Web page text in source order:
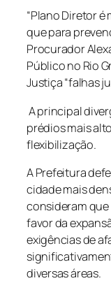
“Plano Diretor
que para
Procurador
Público no Rio
Justiça “falhas
A principal
prédios mais
flexibilização.
A Prefeitura
cidade mais
consideram
favor da
exigências de
diversas áreas.